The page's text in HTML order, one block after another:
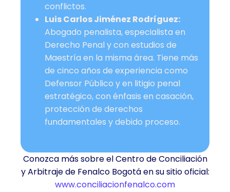
conflictos.
Luis Carlos Jiménez Rodríguez:
Abogado penalista, especialista en
Derecho Penal y con estudios de
Maestría en la misma área. Tiene más
de cinco años de experiencia como
Defensor Público y en litigio penal
estratégico, con énfasis en casación,
protección de derechos
fundamentales y debido proceso.
Conozca más sobre el Centro de Conciliación
y Arbitraje de Fenalco Bogotá en su sitio oficial:
www.conciliacionfenalco.com